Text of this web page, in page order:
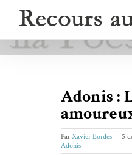
Adonis :
ParXavier Bordes 5
Adonis